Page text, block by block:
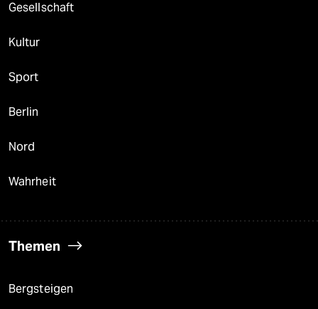
Gesellschaft
Kultur
Sport
Berlin
Nord
Wahrheit
Themen
Bergsteigen